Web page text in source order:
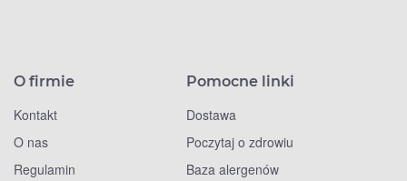
O firmie
Kontakt
O nas
Regulamin
Pomocne linki
Dostawa
Poczytaj o zdrowiu
Baza alergenów